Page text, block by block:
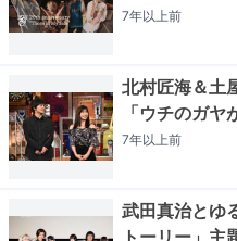
7年以上前
北村匠海＆土
「ウチのガヤ
7年以上前
武田真治とゆ
トーリー」主